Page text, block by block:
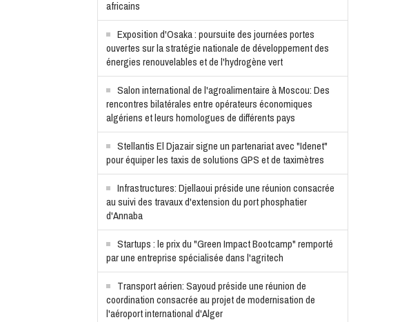
africains
Exposition d'Osaka : poursuite des journées portes
ouvertes sur la stratégie nationale de développement des
énergies renouvelables et de l'hydrogène vert
Salon international de l'agroalimentaire à Moscou: Des
rencontres bilatérales entre opérateurs économiques
algériens et leurs homologues de différents pays
Stellantis El Djazair signe un partenariat avec "Idenet"
pour équiper les taxis de solutions GPS et de taximètres
Infrastructures: Djellaoui préside une réunion consacrée
au suivi des travaux d'extension du port phosphatier
d'Annaba
Startups : le prix du "Green Impact Bootcamp" remporté
par une entreprise spécialisée dans l'agritech
Transport aérien: Sayoud préside une réunion de
coordination consacrée au projet de modernisation de
l'aéroport international d'Alger